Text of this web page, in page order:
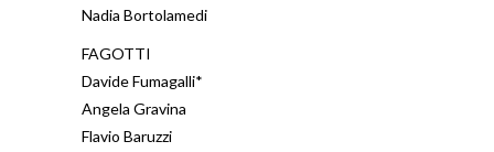
Nadia Bortolamedi
FAGOTTI
Davide Fumagalli*
Angela Gravina
Flavio Baruzzi